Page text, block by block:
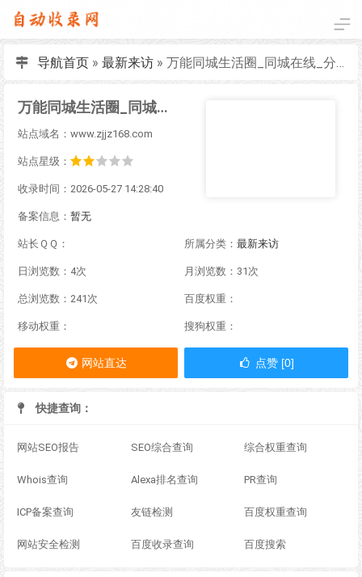
导航首页» 最新来访» 万能同城生活圈_同城在线_分类信息网_全国本地便民信息综合同城免费生活服务发布平台
万能同城生活圈_同城在线_分类信息网_全国本地便民信息综合同城免费生活服务发布平台
站点域名：www.zjjz168.com
站点星级：
收录时间：2026-05-27 14:28:40
备案信息： 暂无
站长ＱＱ： 所属分类： 最新来访
日浏览数：4次 月浏览数：31次
总浏览数：241次 百度权重：
移动权重： 搜狗权重：
网站直达 点赞 [0]
快捷查询：
网站SEO报告 SEO综合查询 综合权重查询
Whois查询 Alexa排名查询 PR查询
ICP备案查询 友链检测 百度权重查询
网站安全检测 百度收录查询 百度搜索